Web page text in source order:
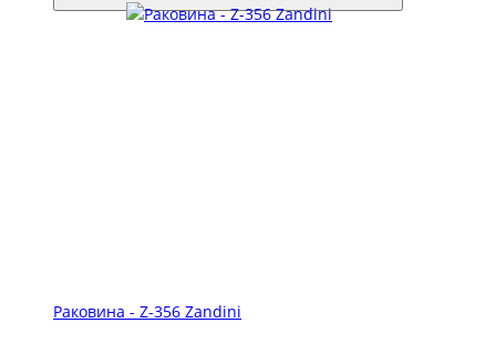
Раковина - Z-356 Zandini